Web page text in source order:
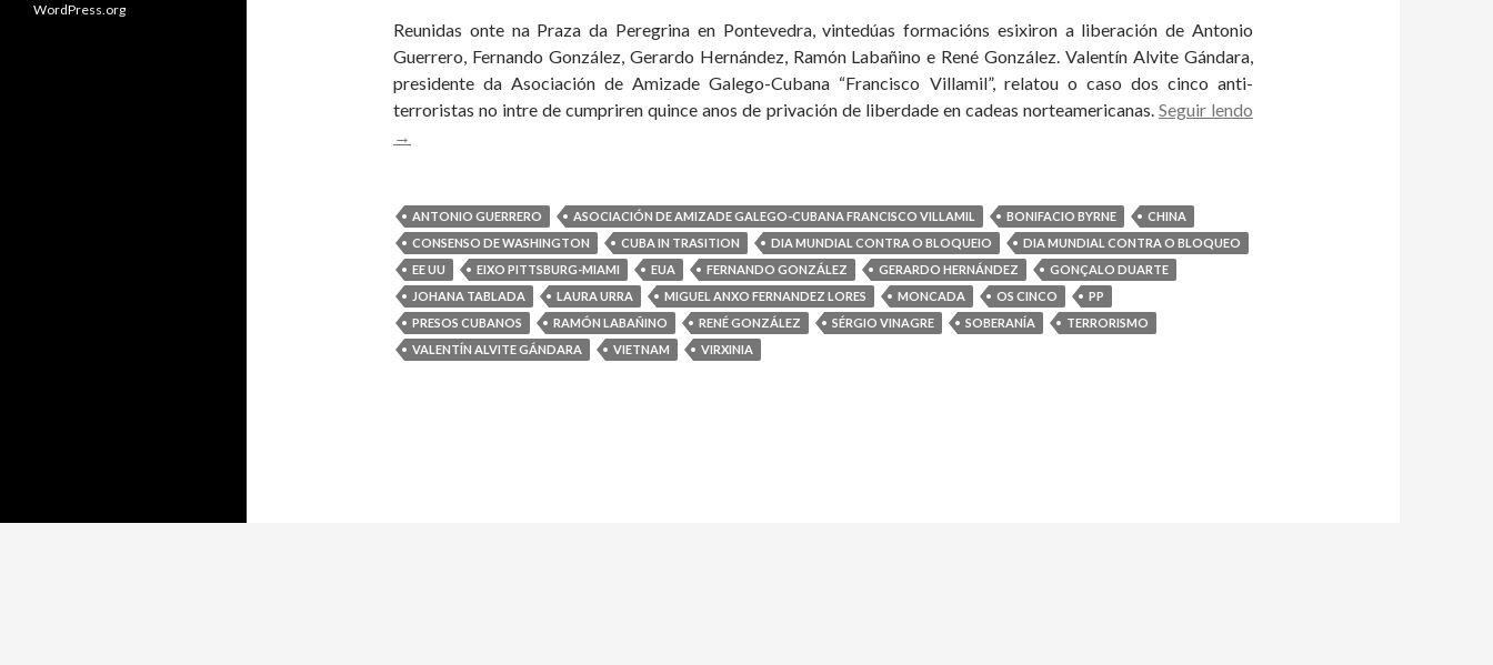
Reunidas onte na Praza da Peregrina en Pontevedra, vintedúas formacións esixiron a liberación de Antonio
Guerrero, Fernando González, Gerardo Hernández, Ramón Labañino e René González. Valentín Alvite Gándara,
presidente da Asociación de Amizade Galego-Cubana “Francisco Villamil”, relatou o caso dos cinco anti-
terroristas no intre de cumpriren quince anos de privación de liberdade en cadeas norteamericanas. Seguir lendo
→
ANTONIO GUERRERO ASOCIACIÓN DE AMIZADE GALEGO-CUBANA FRANCISCO VILLAMIL BONIFACIO BYRNE
CHINA
CONSENSO DE WASHINGTON
CUBA IN TRASITION DIA MUNDIAL CONTRA O BLOQUEIO
DIA MUNDIAL CONTRA O BLOQUEO
EE UU
EIXO PITTSBURG-MIAMI EUA FERNANDO GONZÁLEZ GERARDO HERNÁNDEZ
GONÇALO DUARTE
JOHANA TABLADA
LAURA URRA MIGUEL ANXO FERNANDEZ LORES MONCADA OS CINCO
PP
PRESOS CUBANOS
RAMÓN LABAÑINO RENÉ GONZÁLEZ SÉRGIO VINAGRE SOBERANÍA
TERRORISMO
VALENTÍN ALVITE GÁNDARA
VIETNAM VIRXINIA
WordPress.org